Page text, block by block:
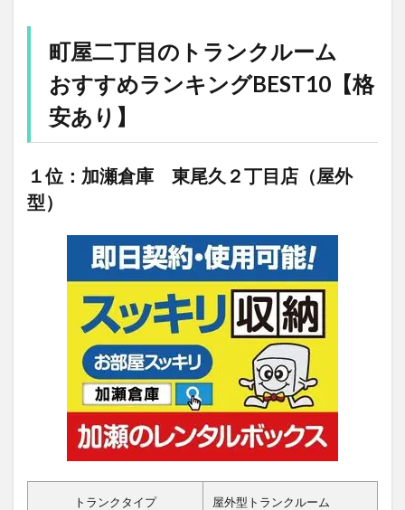
町屋二丁目のトランクルーム
おすすめランキングBEST10【格
安あり】
１位：加瀬倉庫 東尾久２丁目店（屋外
型）
トランクタイプ 屋外型トランクルーム